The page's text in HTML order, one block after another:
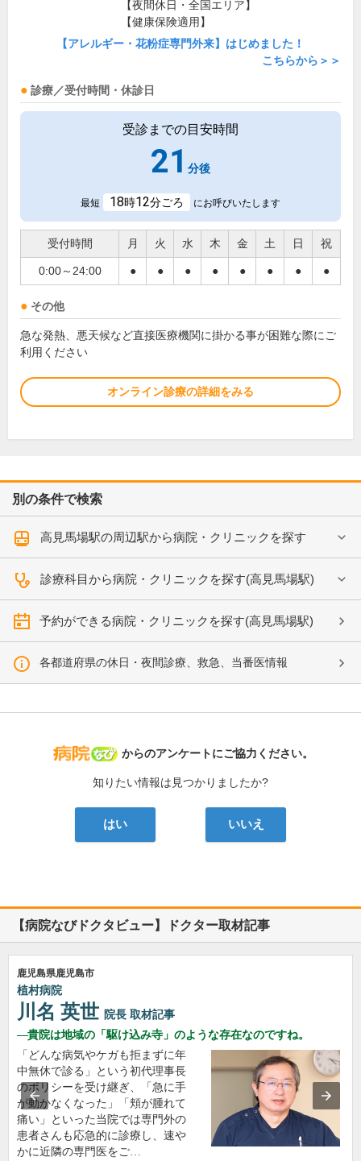
【夜間休日・全国エリア】
【健康保険適用】
【アレルギー・花粉症専門外来】はじめました！
こちらから＞＞
診療／受付時間・休診日
受診までの目安時間
21 分後
最短 18時12分ごろ にお呼びいたします
受付時間 月 火 水 木 金 土 日 祝
0:00～24:00 ● ● ● ● ● ● ● ●
その他
急な発熱、悪天候など直接医療機関に掛かる事が困難な際にご
利用ください
オンライン診療の詳細をみる
別の条件で検索
高見馬場駅の周辺駅から病院・クリニックを探す
診療科目から病院・クリニックを探す(高見馬場駅)
予約ができる病院・クリニックを探す(高見馬場駅)
各都道府県の休日・夜間診療、救急、当番医情報
病院なび
からのアンケートにご協力ください。
知りたい情報は見つかりましたか?
はい いいえ
【病院なびドクタビュー】ドクター取材記事
鹿児島県鹿児島市
植村病院
川名 英世 院長 取材記事
貴院は地域の「駆け込み寺」のような存在なのですね。
「どんな病気やケガも拒まずに年
中無休で診る」という初代理事長
のポリシーを受け継ぎ、「急に手
が動かなくなった」「頬が腫れて
痛い」といった当院では専門外の
患者さんも応急的に診療し、速や
かに近隣の専門医をご…